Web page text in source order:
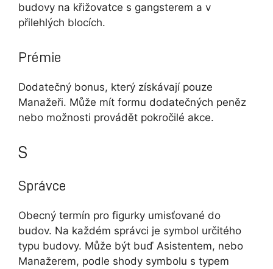
budovy na křižovatce s gangsterem a v
přilehlých blocích.
Prémie
Dodatečný bonus, který získávají pouze
Manažeři. Může mít formu dodatečných peněz
nebo možnosti provádět pokročilé akce.
S
Správce
Obecný termín pro figurky umisťované do
budov. Na každém správci je symbol určitého
typu budovy. Může být buď Asistentem, nebo
Manažerem, podle shody symbolu s typem